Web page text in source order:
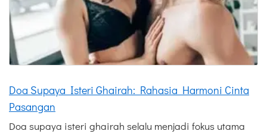
Doa Supaya Isteri Ghairah: Rahasia Harmoni Cinta
Pasangan
Doa supaya isteri ghairah selalu menjadi fokus utama